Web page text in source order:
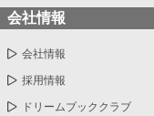
会社情報
会社情報
採用情報
ドリームブッククラブ